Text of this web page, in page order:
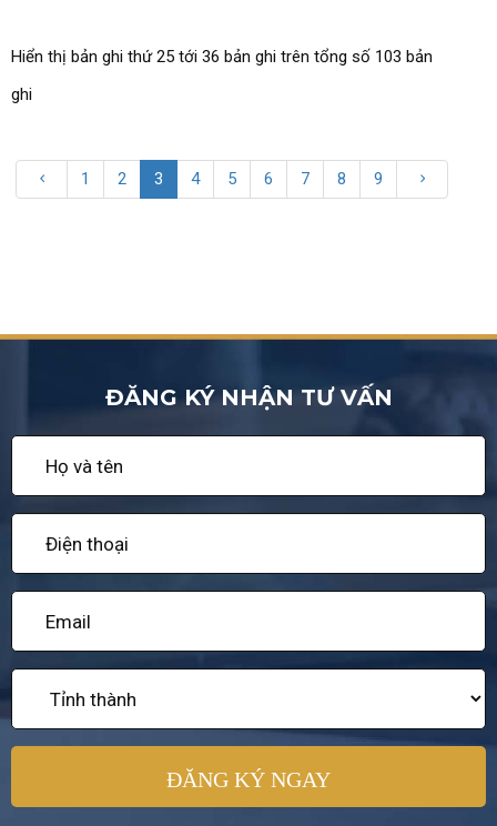
Hiển thị bản ghi thứ 25 tới 36 bản ghi trên tổng số 103 bản
ghi
1 2 3 4 5 6 7 8 9
ĐĂNG KÝ NHẬN TƯ VẤN